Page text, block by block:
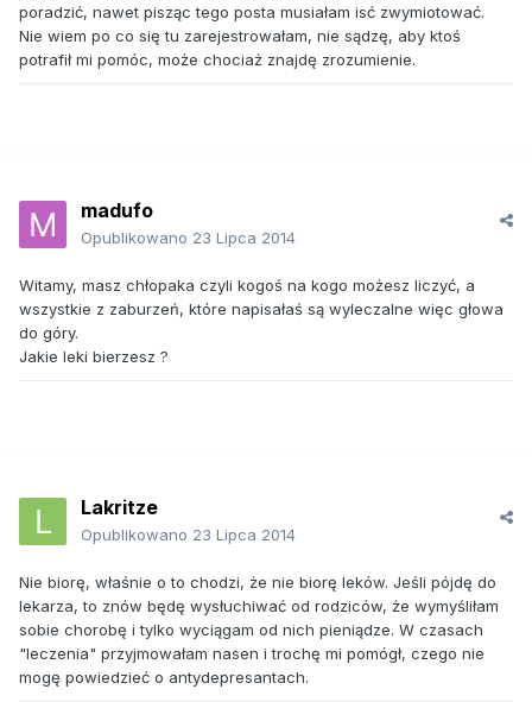
poradzić, nawet pisząc tego posta musiałam isć zwymiotować.
Nie wiem po co się tu zarejestrowałam, nie sądzę, aby ktoś
potrafił mi pomóc, może chociaż znajdę zrozumienie.
madufo
Opublikowano 23 Lipca 2014
Witamy, masz chłopaka czyli kogoś na kogo możesz liczyć, a
wszystkie z zaburzeń, które napisałaś są wyleczalne więc głowa
do góry.
Jakie leki bierzesz ?
Lakritze
Opublikowano 23 Lipca 2014
Nie biorę, właśnie o to chodzi, że nie biorę leków. Jeśli pójdę do
lekarza, to znów będę wysłuchiwać od rodziców, że wymyśliłam
sobie chorobę i tylko wyciągam od nich pieniądze. W czasach
"leczenia" przyjmowałam nasen i trochę mi pomógł, czego nie
mogę powiedzieć o antydepresantach.